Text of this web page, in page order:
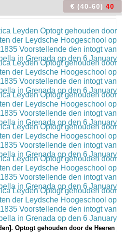
€ (40-60) 40
Optogt gehouden door de Heeren